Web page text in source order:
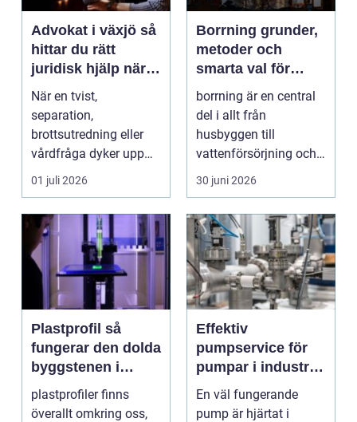
Advokat i växjö så
hittar du rätt
juridisk hjälp när
livet förändras
När en tvist,
separation,
brottsutredning eller
vårdfråga dyker upp
hamnar många i en
situation de a...
01 juli 2026
Borrning grunder,
metoder och
smarta val för
hållbara projekt
borrning är en central
del i allt från
husbyggen till
vattenförsörjning och
stora
infrastrukturproje...
30 juni 2026
Plastprofil så
fungerar den dolda
byggstenen i
modern industri
plastprofiler finns
överallt omkring oss,
Effektiv
pumpservice för
pumpar i industrin
– så undviker du
dyra driftstopp
En väl fungerande
pump är hjärtat i